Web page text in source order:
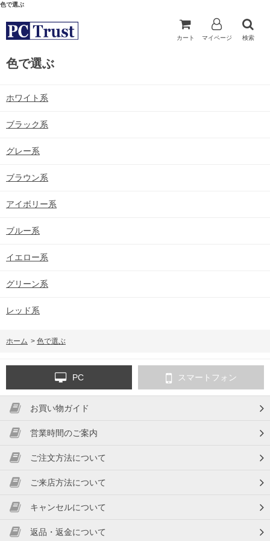
色で選ぶ
カート マイページ 検索
色で選ぶ
ホワイト系
ブラック系
グレー系
ブラウン系
アイボリー系
ブルー系
イエロー系
グリーン系
レッド系
ホーム > 色で選ぶ
PC スマートフォン
お買い物ガイド
営業時間のご案内
ご注文方法について
ご来店方法について
キャンセルについて
返品・返金について